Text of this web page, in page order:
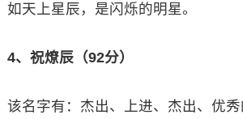
如天上星辰，是闪烁的明星。
4、祝燎辰（92分）
该名字有：杰出、上进、杰出、优